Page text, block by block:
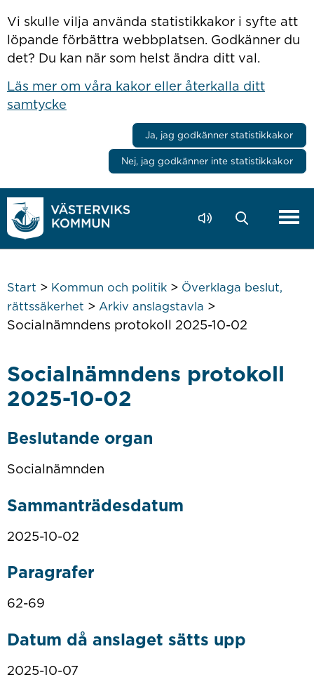
Vi skulle vilja använda statistikkakor i syfte att
löpande förbättra webbplatsen. Godkänner du
det? Du kan när som helst ändra ditt val.
Läs mer om våra kakor eller återkalla ditt
samtycke
Ja, jag godkänner statistikkakor
Nej, jag godkänner inte statistikkakor
Start > Kommun och politik> Överklaga beslut,
rättssäkerhet > Arkiv anslagstavla >
Socialnämndens protokoll 2025-10-02
Socialnämndens protokoll
2025-10-02
Beslutande organ
Socialnämnden
Sammanträdesdatum
2025-10-02
Paragrafer
62-69
Datum då anslaget sätts upp
2025-10-07